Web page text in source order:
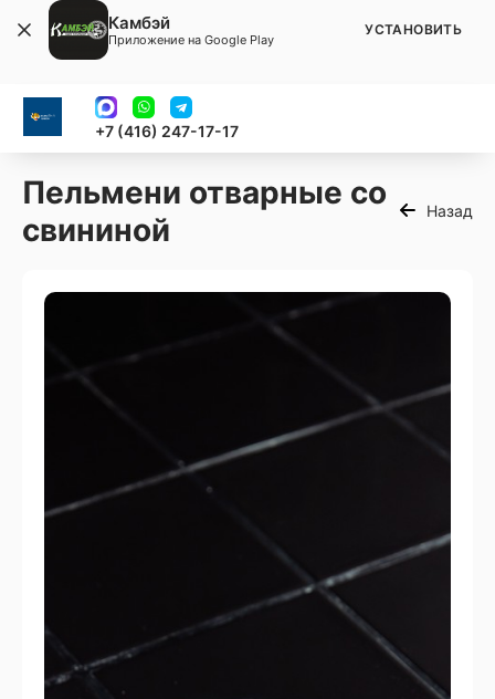
+7 (416) 247-17-17
Пельмени отварные со
свининой
Назад
Камбэй
Приложение на Google Play
УСТАНОВИТЬ